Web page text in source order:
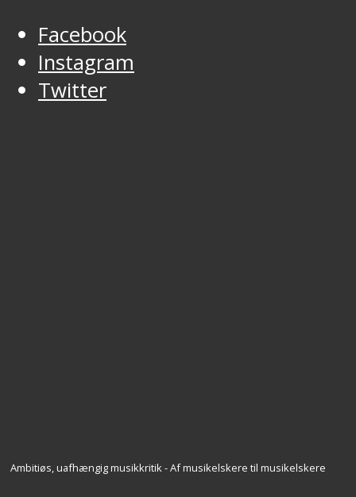
Facebook
Instagram
Twitter
Ambitiøs, uafhængig musikkritik - Af musikelskere til musikelskere